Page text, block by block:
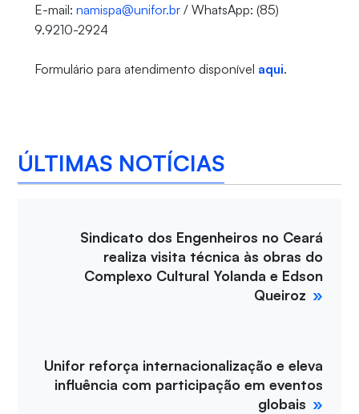
E-mail: namispa@unifor.br/ WhatsApp: (85)
9.9210-2924
Formulário para atendimento disponível aqui.
ÚLTIMAS NOTÍCIAS
Sindicato dos Engenheiros no Ceará
realiza visita técnica às obras do
Complexo Cultural Yolanda e Edson
Queiroz
Unifor reforça internacionalização e eleva
influência com participação em eventos
globais